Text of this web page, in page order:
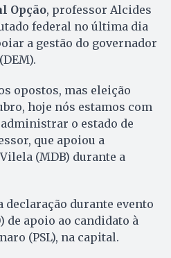
Opção, professor Alcides
federal no última dia
a gestão do governador
opostos, mas eleição
hoje nós estamos com
o estado de
que apoiou a
(MDB) durante a
declaração durante evento
de apoio ao candidato à
(PSL), na capital.